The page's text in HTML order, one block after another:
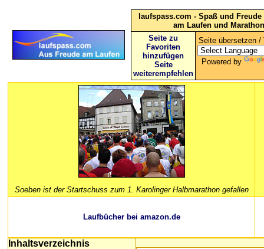
laufspass.com - Spaß und
am Laufen und Marathon
Seite zu
Favoriten
hinzufügen
Seite
weiterempfehlen
Seite übersetzen /
Powered by
Soeben ist der Startschuss zum 1. Karolinger Halbmarathon gefallen
Laufbücher bei amazon.de
Inhaltsverzeichnis